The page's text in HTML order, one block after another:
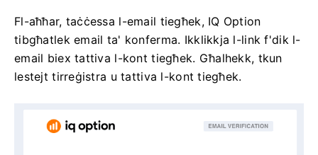
Fl-aħħar, taċċessa l-email tiegħek, IQ Option
tibgħatlek email ta' konferma. Ikklikkja l-link f'dik l-
email biex tattiva l-kont tiegħek. Għalhekk, tkun
lestejt tirreġistra u tattiva l-kont tiegħek.